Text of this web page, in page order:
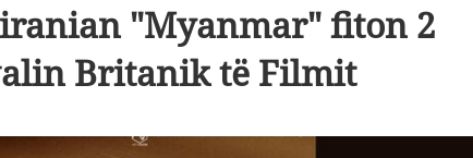
"Myanmar" fiton 2
Britanik të Filmit